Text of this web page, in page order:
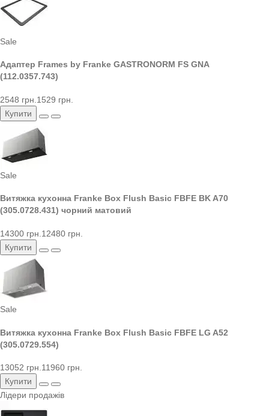
Sale
Адаптер Frames by Franke GASTRONORM FS GNA
(112.0357.743)
2548 грн. 1529 грн.
Купити
Sale
Витяжка кухонна Franke Box Flush Basic FBFE BK A70
(305.0728.431) чорний матовий
14300 грн. 12480 грн.
Купити
Sale
Витяжка кухонна Franke Box Flush Basic FBFE LG A52
(305.0729.554)
13052 грн.11960 грн.
Купити
Лідери продажів